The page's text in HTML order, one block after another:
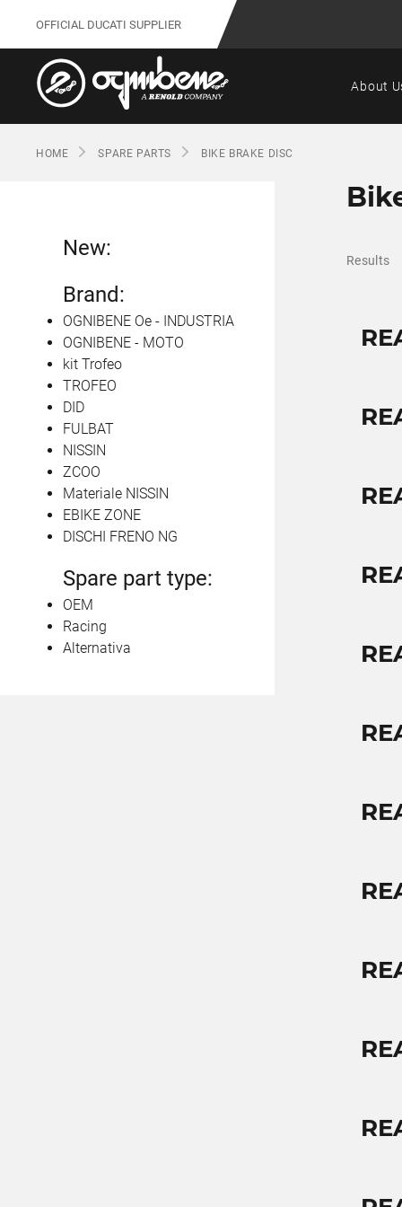
OFFICIAL DUCATI SUPPLIER
About
HOME SPARE PARTS BIKE BRAKE DISC
Results
New:
Brand:
OGNIBENE Oe - INDUSTRIA
OGNIBENE - MOTO
kit Trofeo
TROFEO
DID
FULBAT
NISSIN
ZCOO
Materiale NISSIN
EBIKE ZONE
DISCHI FRENO NG
Spare part type:
OEM
Racing
Alternativa